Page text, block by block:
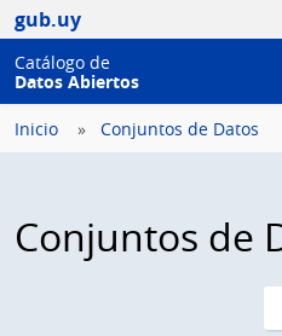
gub.uy
Catálogo de
Datos Abiertos
Inicio Conjuntos de Datos
Conjuntos de